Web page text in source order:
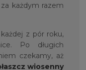
każdym razem
z pór roku,
Po długich
czekamy, aż
wiosenny